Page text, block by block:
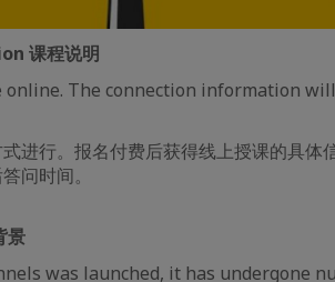
课程说明
online. The connection information
进行。报名付费后获得线上授课的具体
问时间。
景
was launched, it has undergone